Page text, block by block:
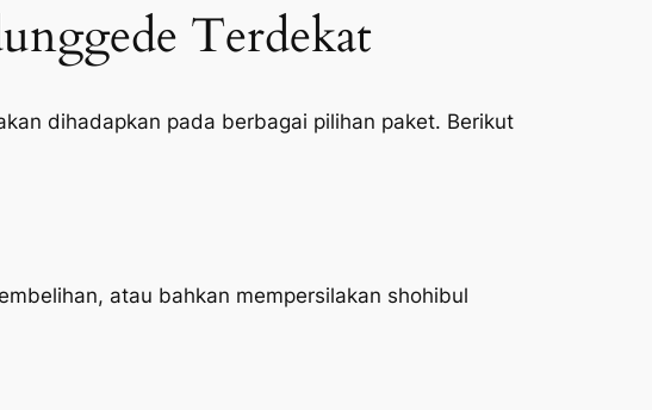
Terdekat
dihadapkan pada berbagai pilihan paket. Berikut
atau bahkan mempersilakan shohibul